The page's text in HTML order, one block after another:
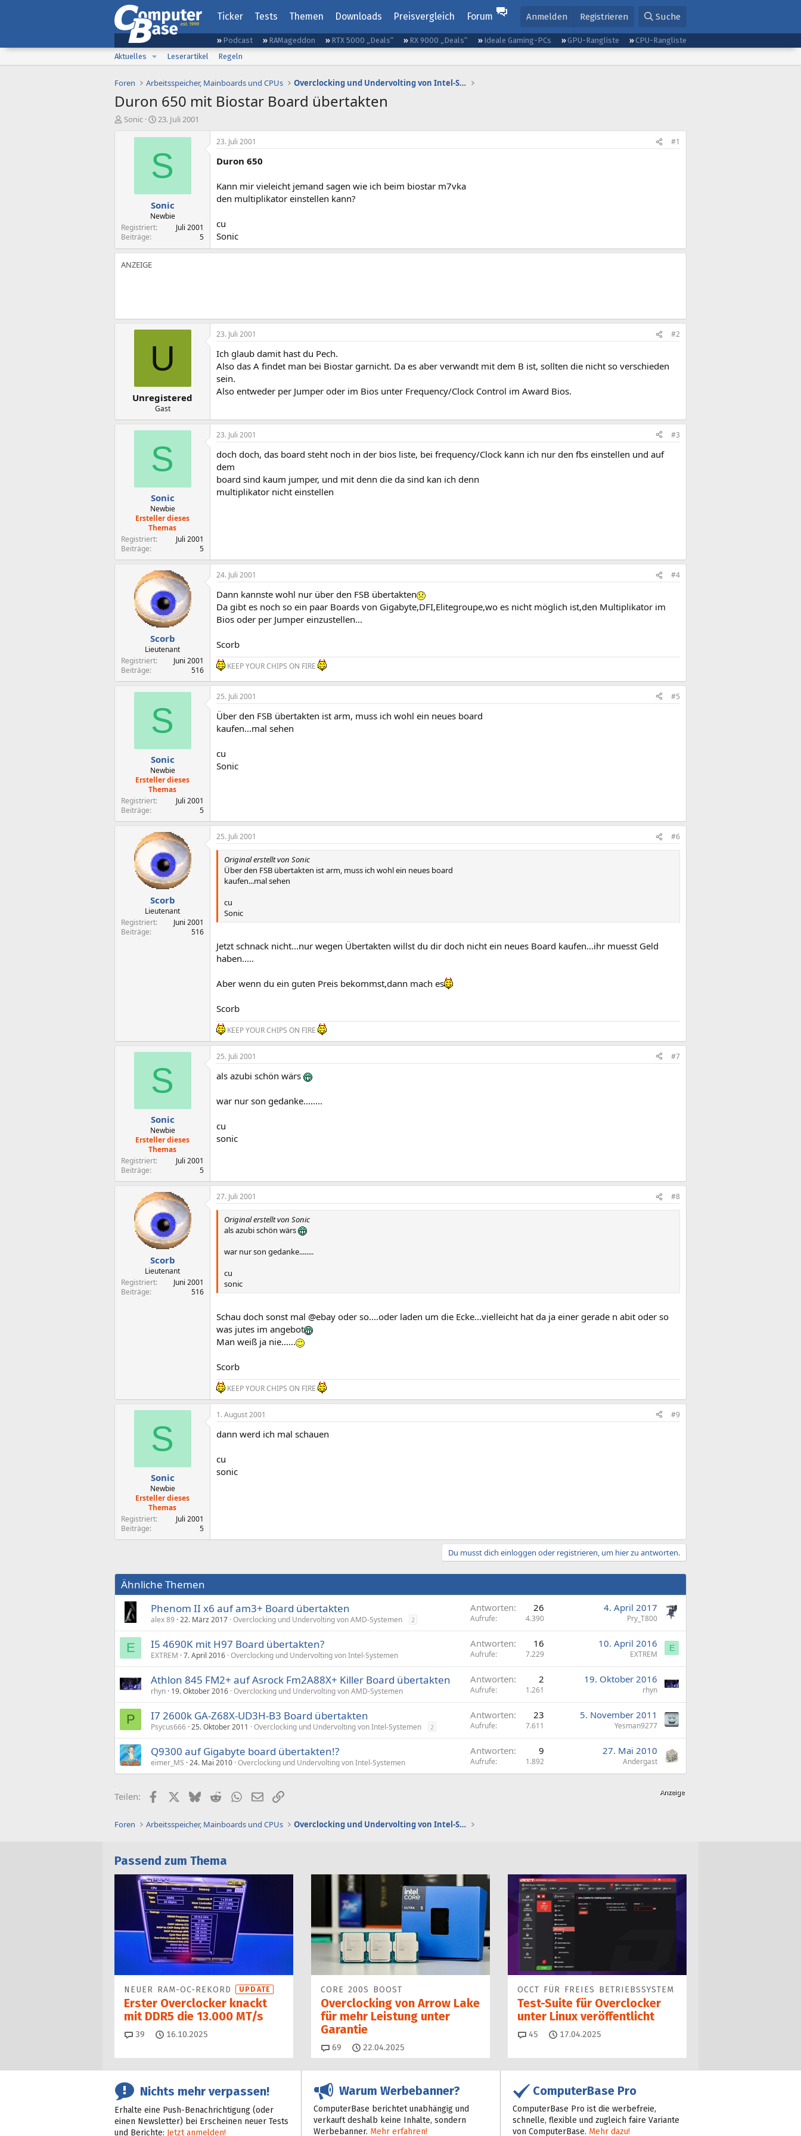
Ticker Tests Themen Downloads Preisvergleich Forum Anmelden Registrieren Suche
Podcast RAMageddon RTX 5000 „Deals“ RX 9000 „Deals“ Ideale Gaming-PCs GPU-Rangliste
CPU-Rangliste
Aktuelles
Leserartikel Regeln
Foren Arbeitsspeicher, Mainboards und CPUs Overclocking und Undervolting von Intel-Systemen
Duron 650 mit Biostar Board übertakten
E
Sonic
E
s
t
e
l
t
a
m
23. Juli 2001
S
Sonic
Newbie
Registriert
Juli 2001
Beiträge
5
23. Juli 2001 #1
Duron 650
Kann mir vieleicht jemand sagen wie ich beim biostar m7vka
den multiplikator einstellen kann?
cu
Sonic
U
Unregistered
Gast
23. Juli 2001 #2
Ich glaub damit hast du Pech.
Also das A findet man bei Biostar garnicht. Da es aber verwandt mit dem B ist, sollten die nicht so verschieden
sein.
Also entweder per Jumper oder im Bios unter Frequency/Clock Control im Award Bios.
S
Sonic
Newbie
Ersteller dieses
Themas
Registriert
Juli 2001
Beiträge
5
23. Juli 2001 #3
doch doch, das board steht noch in der bios liste, bei frequency/Clock kann ich nur den fbs einstellen und auf
dem
board sind kaum jumper, und mit denn die da sind kan ich denn
multiplikator nicht einstellen
Scorb
Lieutenant
Registriert
Juni 2001
Beiträge
516
24. Juli 2001 #4
Dann kannste wohl nur über den FSB übertakten
Da gibt es noch so ein paar Boards von Gigabyte,DFI,Elitegroupe,wo es nicht möglich ist,den Multiplikator im
Bios oder per Jumper einzustellen...
Scorb
KEEP YOUR CHIPS ON FIRE
S
Sonic
Newbie
Ersteller dieses
Themas
Registriert
Juli 2001
Beiträge
5
25. Juli 2001 #5
Über den FSB übertakten ist arm, muss ich wohl ein neues board
kaufen...mal sehen
cu
Sonic
Scorb
Lieutenant
Registriert
Juni 2001
Beiträge
516
25. Juli 2001 #6
Original erstellt von Sonic
Über den FSB übertakten ist arm, muss ich wohl ein neues board
kaufen...mal sehen
cu
Sonic
Jetzt schnack nicht...nur wegen Übertakten willst du dir doch nicht ein neues Board kaufen...ihr muesst Geld
haben.....
Aber wenn du ein guten Preis bekommst,dann mach es
Scorb
KEEP YOUR CHIPS ON FIRE
S
Sonic
Newbie
Ersteller dieses
Themas
Registriert
Juli 2001
Beiträge
5
25. Juli 2001 #7
als azubi schön wärs
war nur son gedanke........
cu
sonic
Scorb
Lieutenant
Registriert
Juni 2001
Beiträge
516
27. Juli 2001 #8
Original erstellt von Sonic
als azubi schön wärs
war nur son gedanke........
cu
sonic
Schau doch sonst mal @ebay oder so....oder laden um die Ecke...vielleicht hat da ja einer gerade n abit oder so
was jutes im angebot
Man weiß ja nie......
Scorb
KEEP YOUR CHIPS ON FIRE
S
Sonic
Newbie
Ersteller dieses
Themas
Registriert
Juli 2001
Beiträge
5
1. August 2001 #9
dann werd ich mal schauen
cu
sonic
Du musst dich einloggen oder registrieren, um hier zu antworten.
Ähnliche Themen
Phenom II x6 auf am3+ Board übertakten
alex 89 22. März 2017 Overclocking und Undervolting von AMD-Systemen 2
Antworten 26
Aufrufe 4.390
4. April 2017
Pry_T800
E I5 4690K mit H97 Board übertakten?
EXTREM 7. April 2016 Overclocking und Undervolting von Intel-Systemen
Antworten 16
Aufrufe 7.229
10. April 2016
EXTREM
E
Athlon 845 FM2+ auf Asrock Fm2A88X+ Killer Board übertakten
rhyn 19. Oktober 2016 Overclocking und Undervolting von AMD-Systemen
Antworten 2
Aufrufe 1.261
19. Oktober 2016
rhyn
P I7 2600k GA-Z68X-UD3H-B3 Board übertakten
Psycus666 25. Oktober 2011 Overclocking und Undervolting von Intel-Systemen 2
Antworten 23
Aufrufe 7.611
5. November 2011
Yesman9277
Q9300 auf Gigabyte board übertakten!?
eimer_MS 24. Mai 2010 Overclocking und Undervolting von Intel-Systemen
Antworten 9
Aufrufe 1.892
27. Mai 2010
Andergast
Teilen: FacebookX (Twitter)
BlueskyRedditWhatsApp
E-MailLink
Foren Arbeitsspeicher, Mainboards und CPUs Overclocking und Undervolting von Intel-Systemen
Passend zum Thema
NEUER RAM-OC-REKORD UPDATE
Erster Overclocker knackt
mit DDR5 die 13.000 MT/s
39 Kommentare
16.10.2025
CORE 200S BOOST
Overclocking von Arrow Lake
für mehr Leistung unter
Garantie
69 Kommentare
22.04.2025
OCCT FÜR FREIES BETRIEBSSYSTEM
Test-Suite für Overclocker
unter Linux veröffentlicht
45 Kommentare
17.04.2025
Nichts mehr verpassen!
Erhalte eine Push-Benachrichtigung (oder
einen Newsletter) bei Erscheinen neuer Tests
und Berichte: Jetzt anmelden!
Warum Werbebanner?
ComputerBase berichtet unabhängig und
verkauft deshalb keine Inhalte, sondern
Werbebanner. Mehr erfahren!
ComputerBase Pro
ComputerBase Pro ist die werbefreie,
schnelle, flexible und zugleich faire Variante
von ComputerBase. Mehr dazu!